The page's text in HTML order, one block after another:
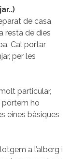
de casa
resta de dies
Cal portar
per les
particular,
portem ho
eines bàsiques
a l’alberg i